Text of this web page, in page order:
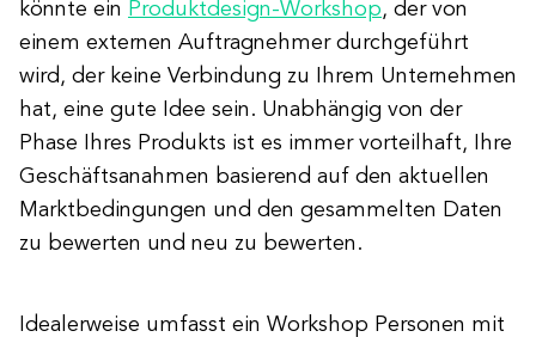
könnte ein Produktdesign-Workshop, der von
einem externen Auftragnehmer durchgeführt
wird, der keine Verbindung zu Ihrem Unternehmen
hat, eine gute Idee sein. Unabhängig von der
Phase Ihres Produkts ist es immer vorteilhaft, Ihre
Geschäftsanahmen basierend auf den aktuellen
Marktbedingungen und den gesammelten Daten
zu bewerten und neu zu bewerten.
Idealerweise umfasst ein Workshop Personen mit